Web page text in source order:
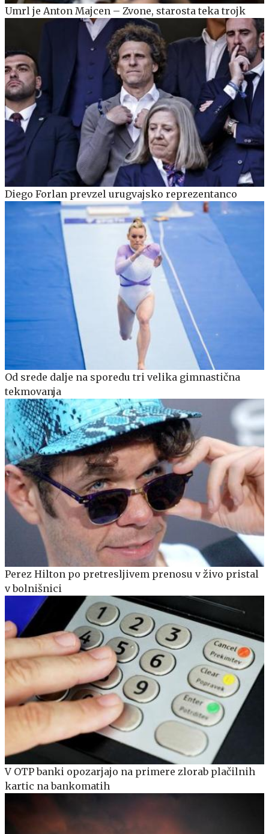
Umrl je Anton Majcen – Zvone, starosta teka trojk
Diego Forlan prevzel urugvajsko reprezentanco
Od srede dalje na sporedu tri velika gimnastična
tekmovanja
Perez Hilton po pretresljivem prenosu v živo pristal
v bolnišnici
V OTP banki opozarjajo na primere zlorab plačilnih
kartic na bankomatih